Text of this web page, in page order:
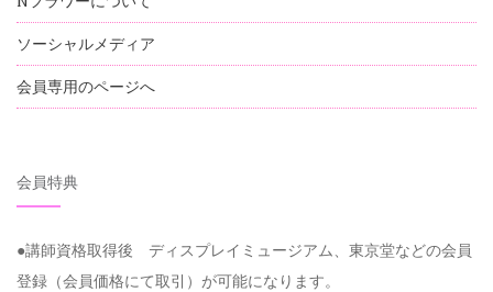
ソーシャルメディア
会員専用のページへ
会員特典
●講師資格取得後 ディスプレイミュージアム、東京堂などの会員
登録（会員価格にて取引）が可能になります。